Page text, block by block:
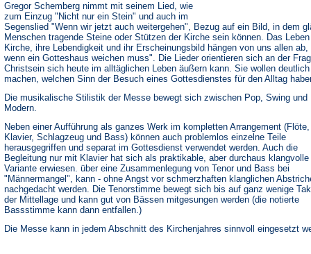
Gregor Schemberg nimmt mit seinem Lied, wie
zum Einzug "Nicht nur ein Stein" und auch im
Segenslied "Wenn wir jetzt auch weitergehen", Bezug auf ein Bild, in dem
Menschen tragende Steine oder Stützen der Kirche sein können. Das
Kirche, ihre Lebendigkeit und ihr Erscheinungsbild hängen von uns allen
wenn ein Gotteshaus weichen muss". Die Lieder orientieren sich an der
Christsein sich heute im alltäglichen Leben äußern kann. Sie wollen deutlich
machen, welchen Sinn der Besuch eines Gottesdienstes für den Alltag
Die musikalische Stilistik der Messe bewegt sich zwischen Pop, Swing und
Modern.
Neben einer Aufführung als ganzes Werk im kompletten Arrangement (Flöte,
Klavier, Schlagzeug und Bass) können auch problemlos einzelne Teile
herausgegriffen und separat im Gottesdienst verwendet werden. Auch die
Begleitung nur mit Klavier hat sich als praktikable, aber durchaus klangvolle
Variante erwiesen. über eine Zusammenlegung von Tenor und Bass bei
"Männermangel", kann - ohne Angst vor schmerzhaften klanglichen
nachgedacht werden. Die Tenorstimme bewegt sich bis auf ganz wenige
der Mittellage und kann gut von Bässen mitgesungen werden (die notierte
Bassstimme kann dann entfallen.)
Die Messe kann in jedem Abschnitt des Kirchenjahres sinnvoll eingesetzt